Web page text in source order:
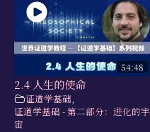
54:48
2.4 人生的使命
证道学基础,
证道学基础 - 第二部分：进化的宇
宙